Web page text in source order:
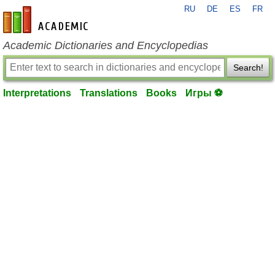
en-academic.com
RU DE ES FR
Academic Dictionaries and Encyclopedias
Search!
Interpretations Translations Books Игры ⚽